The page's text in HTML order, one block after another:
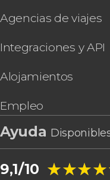
Agencias de viajes
Integraciones y API
Alojamientos
Empleo
Ayuda
9,1/10